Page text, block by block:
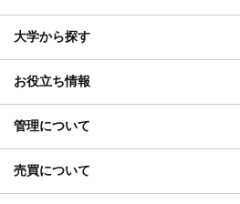
大学から探す
お役立ち情報
管理について
売買について